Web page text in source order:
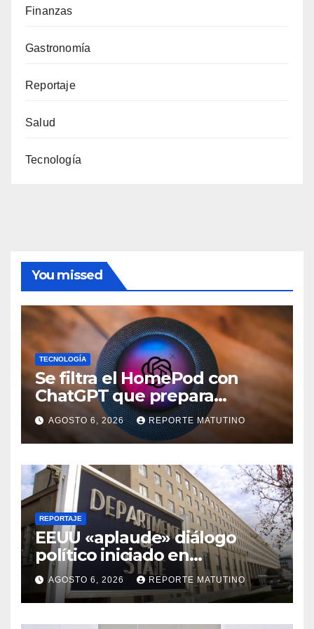
Finanzas
Gastronomía
Reportaje
Salud
Tecnología
You missed
TECNOLOGÍA
Se filtra el HomePod con
ChatGPT que prepara
OpenAI y su diseño es una
locura
AGOSTO 6, 2026 REPORTE MATUTINO
REPORTAJE
EEUU «aplaude» diálogo
político iniciado en
Venezuela
AGOSTO 6, 2026 REPORTE MATUTINO